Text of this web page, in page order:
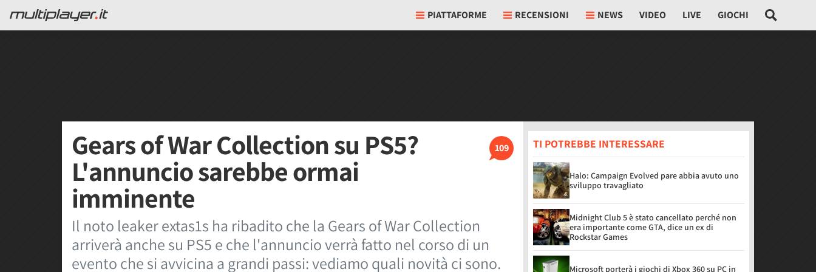
PIATTAFORME RECENSIONI NEWS VIDEO LIVE GIOCHI
109
Gears of War Collection su PS5?
L'annuncio sarebbe ormai
imminente
Il noto leaker extas1s ha ribadito che la Gears of War Collection
arriverà anche su PS5 e che l'annuncio verrà fatto nel corso di un
evento che si avvicina a grandi passi: vediamo quali novità ci sono.
TI POTREBBE INTERESSARE
Halo: Campaign Evolved pare abbia avuto uno
sviluppo travagliato
Midnight Club 5 è stato cancellato perché non
era importante come GTA, dice un ex di
Rockstar Games
Microsoft porterà i giochi di Xbox 360 su PC in